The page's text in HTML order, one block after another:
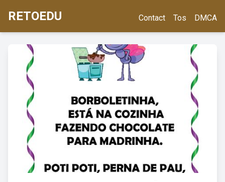
RETOEDU Contact Tos DMCA